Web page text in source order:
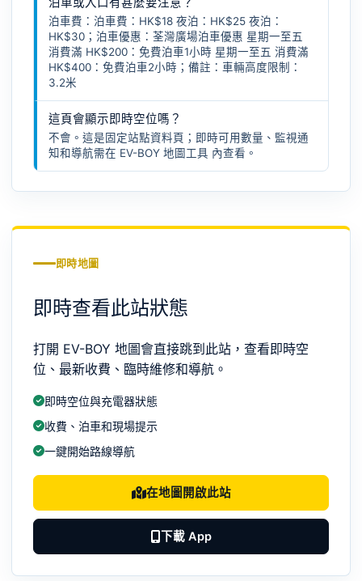
泊車費：泊車費：HK$18 夜泊：HK$25 夜泊：
HK$30；泊車優惠：荃灣廣場泊車優惠 星期一至五
消費滿 HK$200：免費泊車1小時 星期一至五 消費滿
HK$400：免費泊車2小時；備註：車輛高度限制：
3.2米
這頁會顯示即時空位嗎？
不會。這是固定站點資料頁；即時可用數量、監視通
知和導航需在 EV-BOY 地圖工具 內查看。
即時地圖
即時查看此站狀態
打開 EV-BOY 地圖會直接跳到此站，查看即時空
位、最新收費、臨時維修和導航。
即時空位與充電器狀態
收費、泊車和現場提示
一鍵開始路線導航
在地圖開啟此站
下載 App